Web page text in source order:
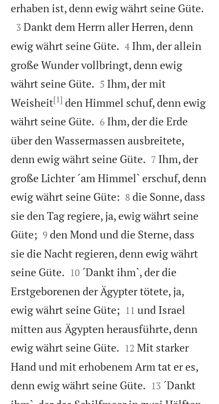
erhaben ist, denn ewig währt seine Güte.

3 Dankt dem Herrn aller Herren, denn
ewig währt seine Güte. 

4 Ihm, der allein
große Wunder vollbringt, denn ewig
währt seine Güte. 

5 Ihm, der mit
Weisheit[1] den Himmel schuf, denn ewig
währt seine Güte. 

6 Ihm, der die Erde
über den Wassermassen ausbreitete,
denn ewig währt seine Güte. 

7 Ihm, der
große Lichter ´am Himmel` erschuf, denn
ewig währt seine Güte: 

8 die Sonne, dass
sie den Tag regiere, ja, ewig währt seine
Güte; 

9 den Mond und die Sterne, dass
sie die Nacht regieren, denn ewig währt
seine Güte. 

10 ´Dankt ihm`, der die
Erstgeborenen der Ägypter tötete, ja,
ewig währt seine Güte; 

11 und Israel
mitten aus Ägypten herausführte, denn
ewig währt seine Güte. 

12 Mit starker
Hand und mit erhobenem Arm tat er es,
denn ewig währt seine Güte. 

13 ´Dankt